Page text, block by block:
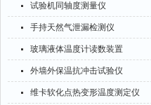
试验机同轴度测量仪
手持天然气泄漏检测仪
玻璃液体温度计读数装置
外墙外保温抗冲击试验仪
维卡软化点热变形温度测定仪